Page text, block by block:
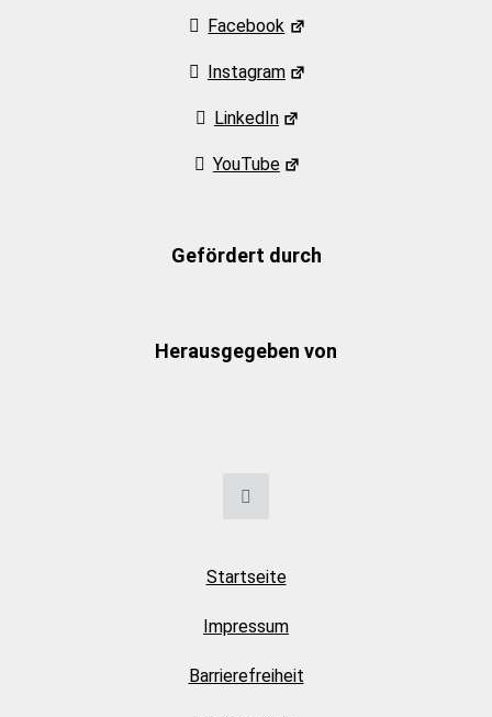
Facebook
Instagram
LinkedIn
YouTube
Gefördert durch
Herausgegeben von
Startseite
Impressum
Barrierefreiheit